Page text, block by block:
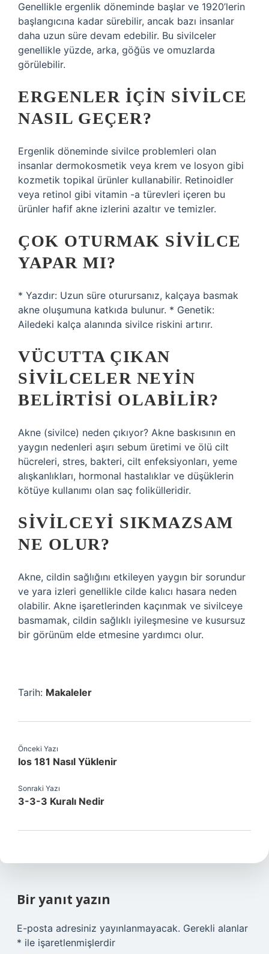
Genellikle ergenlik döneminde başlar ve 1920’lerin
başlangıcına kadar sürebilir, ancak bazı insanlar
daha uzun süre devam edebilir. Bu sivilceler
genellikle yüzde, arka, göğüs ve omuzlarda
görülebilir.
ERGENLER IÇIN SIVILCE
NASIL GEÇER?
Ergenlik döneminde sivilce problemleri olan
insanlar dermokosmetik veya krem ve losyon gibi
kozmetik topikal ürünler kullanabilir. Retinoidler
veya retinol gibi vitamin -a türevleri içeren bu
ürünler hafif akne izlerini azaltır ve temizler.
ÇOK OTURMAK SIVILCE
YAPAR MI?
* Yazdır: Uzun süre oturursanız, kalçaya basmak
akne oluşumuna katkıda bulunur. * Genetik:
Ailedeki kalça alanında sivilce riskini artırır.
VÜCUTTA ÇIKAN
SIVILCELER NEYIN
BELIRTISI OLABILIR?
Akne (sivilce) neden çıkıyor? Akne baskısının en
yaygın nedenleri aşırı sebum üretimi ve ölü cilt
hücreleri, stres, bakteri, cilt enfeksiyonları, yeme
alışkanlıkları, hormonal hastalıklar ve düşüklerin
kötüye kullanımı olan saç folikülleridir.
SIVILCEYI SIKMAZSAM
NE OLUR?
Akne, cildin sağlığını etkileyen yaygın bir sorundur
ve yara izleri genellikle cilde kalıcı hasara neden
olabilir. Akne işaretlerinden kaçınmak ve sivilceye
basmamak, cildin sağlıklı iyileşmesine ve kusursuz
bir görünüm elde etmesine yardımcı olur.
Tarih: Makaleler
Önceki Yazı
Ios 181 Nasıl Yüklenir
Sonraki Yazı
3-3-3 Kuralı Nedir
Bir yanıt yazın
E-posta adresiniz yayınlanmayacak. Gerekli alanlar
* ile işaretlenmişlerdir